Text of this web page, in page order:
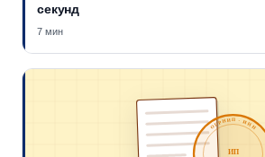
секунд
7 мин
ОГРНИП · ИНН
ИП